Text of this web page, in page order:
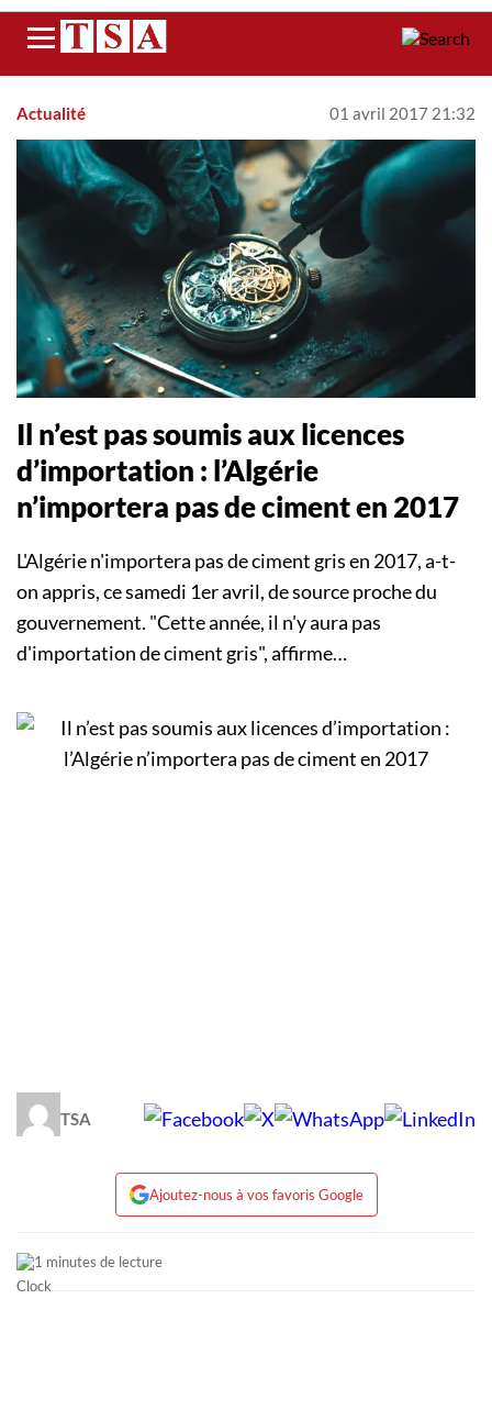
Menu
Actualité 01 avril 2017 21:32
Il n’est pas soumis aux licences
d’importation : l’Algérie
n’importera pas de ciment en 2017
L'Algérie n'importera pas de ciment gris en 2017, a-t-
on appris, ce samedi 1er avril, de source proche du
gouvernement. "Cette année, il n'y aura pas
d'importation de ciment gris", affirme…
TSA
Ajoutez-nous à vos favoris Google
1 minutes de lecture